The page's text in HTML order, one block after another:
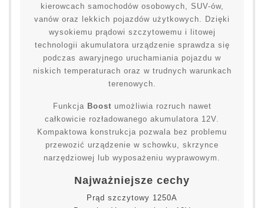
kierowcach samochodów osobowych, SUV-ów,
vanów oraz lekkich pojazdów użytkowych. Dzięki
wysokiemu prądowi szczytowemu i litowej
technologii akumulatora urządzenie sprawdza się
podczas awaryjnego uruchamiania pojazdu w
niskich temperaturach oraz w trudnych warunkach
terenowych.
Funkcja Boost umożliwia rozruch nawet
całkowicie rozładowanego akumulatora 12V.
Kompaktowa konstrukcja pozwala bez problemu
przewozić urządzenie w schowku, skrzynce
narzędziowej lub wyposażeniu wyprawowym.
Najważniejsze cechy
Prąd szczytowy 1250A